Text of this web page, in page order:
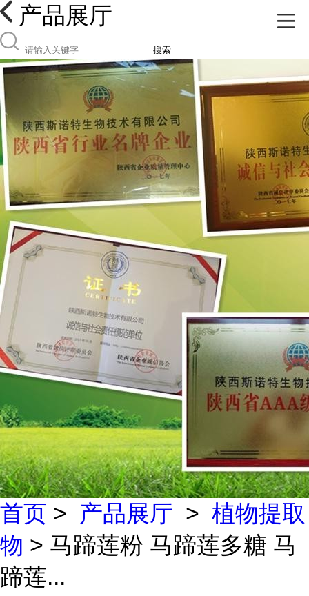
产品展厅
搜索
首页 > 产品展厅 > 植物提取
物 > 马蹄莲粉 马蹄莲多糖 马
蹄莲...